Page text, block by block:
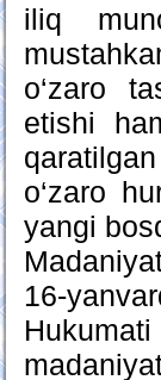
iliq
o‘zaro
etishi
o‘zaro
yangi
16-